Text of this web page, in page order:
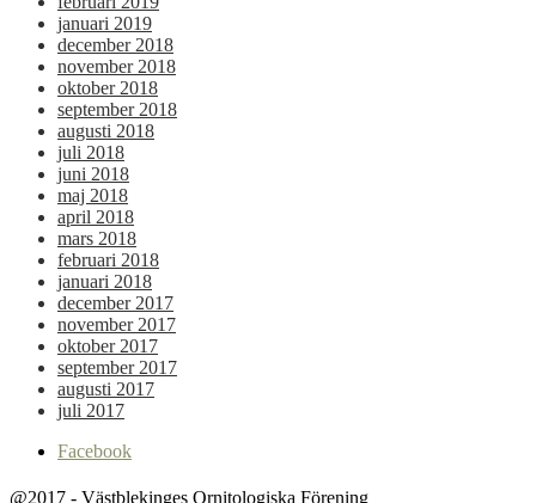
januari 2019
december 2018
november 2018
oktober 2018
september 2018
augusti 2018
juli 2018
juni 2018
maj 2018
april 2018
mars 2018
februari 2018
januari 2018
december 2017
november 2017
oktober 2017
september 2017
augusti 2017
juli 2017
Facebook
@2017 - Västblekinges Ornitologiska Förening